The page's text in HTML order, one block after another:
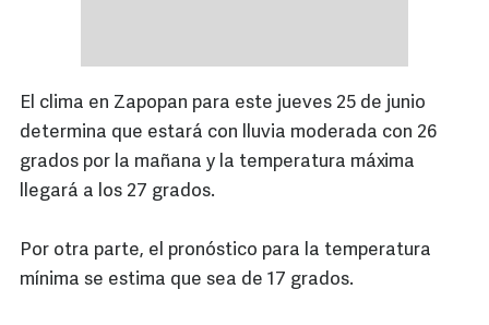
El clima en Zapopan para este jueves 25 de junio
determina que estará con lluvia moderada con 26
grados por la mañana y la temperatura máxima
llegará a los 27 grados.
Por otra parte, el pronóstico para la temperatura
mínima se estima que sea de 17 grados.